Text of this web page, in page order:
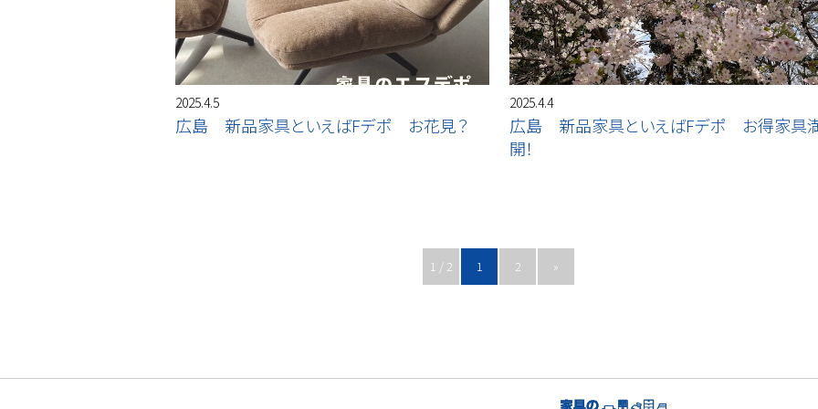
2025.4.5
広島 新品家具といえばFデポ お花見？
2025.4.4
広島 新品家具といえばFデポ お得家具
開！
1 / 2 1 2 »